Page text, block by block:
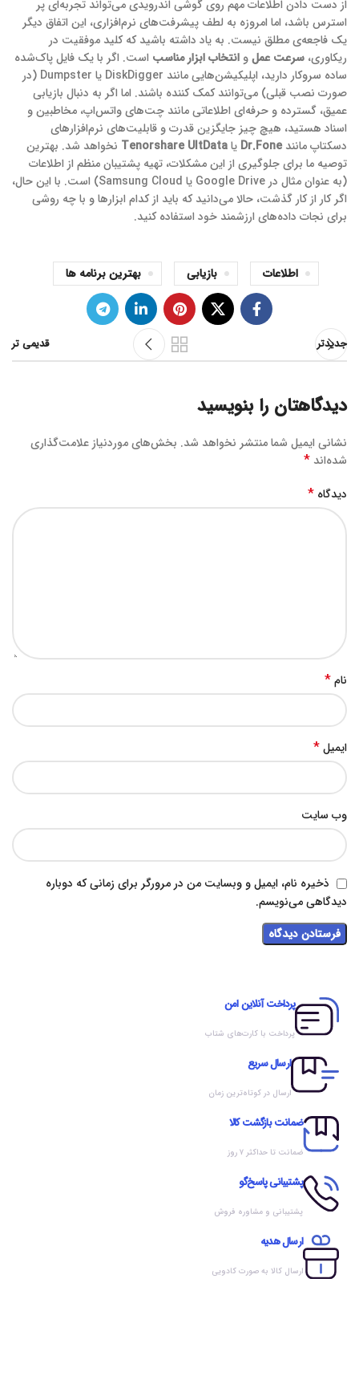
از دست دادن اطلاعات مهم روی گوشی اندرویدی می‌تواند تجربه‌ای پر
استرس باشد، اما امروزه به لطف پیشرفت‌های نرم‌افزاری، این اتفاق دیگر
یک فاجعه‌ی مطلق نیست. به یاد داشته باشید که کلید موفقیت در
ریکاوری، سرعت عملو انتخاب ابزار مناسب است. اگر با یک فایل پاک‌شده
ساده سروکار دارید، اپلیکیشن‌هایی مانند DiskDigger یا Dumpster (در
صورت نصب قبلی) می‌توانند کمک کننده باشند. اما اگر به دنبال بازیابی
عمیق، گسترده و حرفه‌ای اطلاعاتی مانند چت‌های واتس‌اپ، مخاطبین و
اسناد هستید، هیچ چیز جایگزین قدرت و قابلیت‌های نرم‌افزارهای
دسکتاپ مانندDr.Fone یاTenorshare UltData نخواهد شد. بهترین
توصیه ما برای جلوگیری از این مشکلات، تهیه پشتیبان منظم از اطلاعات
(به عنوان مثال در Google Drive یا Samsung Cloud) است. با این حال،
اگر کار از کار گذشت، حالا می‌دانید که باید از کدام ابزارها و با چه روشی
برای نجات داده‌های ارزشمند خود استفاده کنید.
اطلاعات بازیابی بهترین برنامه ها
جدیدتر قدیمی تر
دیدگاهتان را بنویسید
نشانی ایمیل شما منتشر نخواهد شد. بخش‌های موردنیاز علامت‌گذاری
شده‌اند *
دیدگاه *
نام*
ایمیل*
وب‌ سایت
ذخیره نام، ایمیل و وبسایت من در مرورگر برای زمانی که دوباره
دیدگاهی می‌نویسم.
پرداخت آنلاین امن
پرداخت با کارت‌های شتاب
ارسال سریع
ارسال در کوتاه‌ترین زمان
ضمانت بازگشت کالا
ضمانت تا حداکثر ۷ روز
پشتیبانی پاسخ‌گو
پشتیبانی و مشاوره فروش
ارسال هدیه
ارسال کالا به صورت کادویی